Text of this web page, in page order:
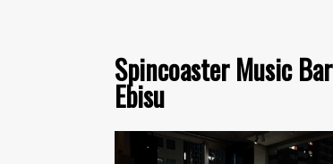
Spincoaster Music Bar
Ebisu